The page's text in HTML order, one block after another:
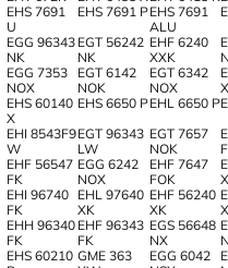
EHS 7691
U
EHS 7691 PEHS 7691
ALU
EGG 96343
NK
EGT 56242
NK
EHF 6240
XXK
EGG 7353
NOX
EGT 6142
NOK
EGT 6342
NOX
X
EHS 60140
X
EHS 6650 PEHL 6650 P
EHI 8543F9
W
EGT 96343
LW
EGT 7657
NOK
EHF 56547
FK
EGG 6242
NOX
EHF 7647
FOK
X
EHI 96740
FK
EHL 97640
XK
EHF 56240
ХK
X
EHH 96340
FK
EHF 96343
FK
EGS 56648
NX
EHS 60210 GME 363
EGG 6042